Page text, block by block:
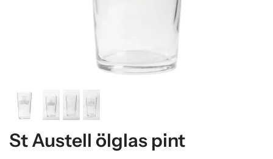
St Austell ölglas pint